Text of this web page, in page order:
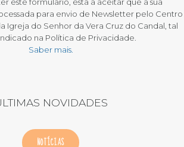
para envio de Newsletter pelo Centro
Igreja do Senhor da Vera Cruz do Candal, tal
na Política de Privacidade.
Saber mais.
NOVIDADES
NOTÍCIAS